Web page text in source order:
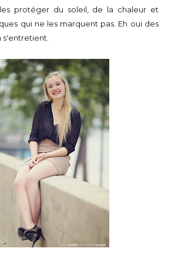
protéger du soleil, de la chaleur et
qui ne les marquent pas. Eh oui des
s'entretient.